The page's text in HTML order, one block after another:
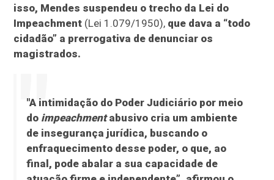
isso, Mendes suspendeu o trecho da Lei do
Impeachment (Lei 1.079/1950), que dava a “todo
cidadão” a prerrogativa de denunciar os
magistrados.
"A intimidação do Poder Judiciário por meio
do impeachmentabusivo cria um ambiente
de insegurança jurídica, buscando o
enfraquecimento desse poder, o que, ao
final, pode abalar a sua capacidade de